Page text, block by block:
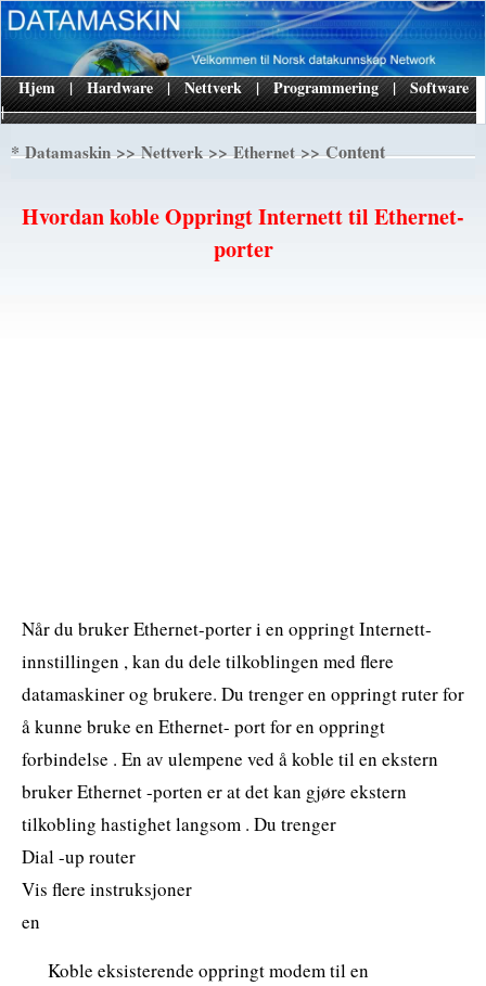
|
Hjem | Hardware | Nettverk | Programmering | Software
*Datamaskin>>Nettverk>>Ethernet>> Content
Hvordan koble Oppringt Internett til Ethernet-
porter
Når du bruker Ethernet-porter i en oppringt Internett-
innstillingen , kan du dele tilkoblingen med flere
datamaskiner og brukere. Du trenger en oppringt ruter for
å kunne bruke en Ethernet- port for en oppringt
forbindelse . En av ulempene ved å koble til en ekstern
bruker Ethernet -porten er at det kan gjøre ekstern
tilkobling hastighet langsom . Du trenger
Dial -up router
Vis flere instruksjoner
en
Koble eksisterende oppringt modem til en